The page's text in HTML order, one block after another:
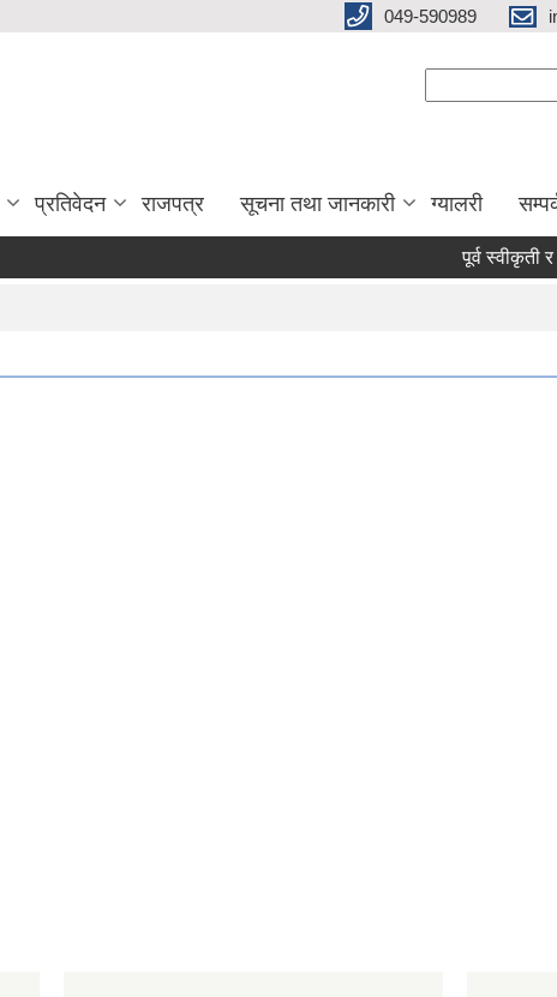
049-590989
प्रतिवेदन राजपत्र सूचना तथा जानकारी ग्यालरी
पूर्व स्वीकृती र